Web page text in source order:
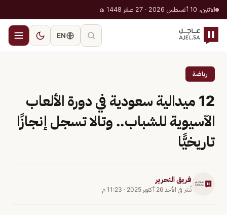
الاثنين، 10 أغسطس 2026 · 27 صفر 1448 هـ
EN
رياضة
12 ميدالية سعودية في دورة الألعاب
الآسيوية للشباب.. وتالا تسجل إنجازًا
تاريخيًّا
فريق التحرير
نُشر في الأحد 26 أكتوبر 2025 · 11:23 م